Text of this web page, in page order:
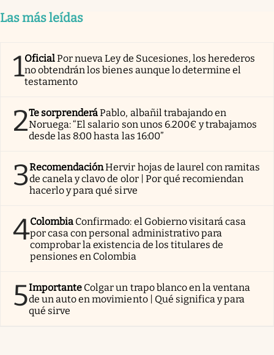
Las más leídas
1OficialPor nueva Ley de Sucesiones, los herederos
no obtendrán los bienes aunque lo determine el
testamento
2Te sorprenderáPablo, albañil trabajando en
Noruega: “El salario son unos 6.200€ y trabajamos
desde las 8:00 hasta las 16:00”
3RecomendaciónHervir hojas de laurel con ramitas
de canela y clavo de olor | Por qué recomiendan
hacerlo y para qué sirve
4Colombia Confirmado: el Gobierno visitará casa
por casa con personal administrativo para
comprobar la existencia de los titulares de
pensiones en Colombia
5Importante Colgar un trapo blanco en la ventana
de un auto en movimiento | Qué significa y para
qué sirve